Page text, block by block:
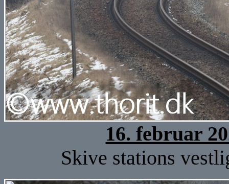
16. februar
Skive stations